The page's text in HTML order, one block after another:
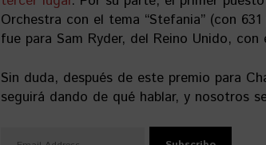
Orchestra con el tema “Stefania” (con
fue para Sam Ryder, del Reino Unido, con
Sin duda, después de este premio para
seguirá dando de qué hablar, y nosotros